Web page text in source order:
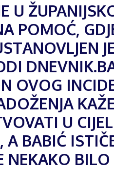
U
POMOĆ,
OVOG
U
BABIĆ
NEKAKO BILO